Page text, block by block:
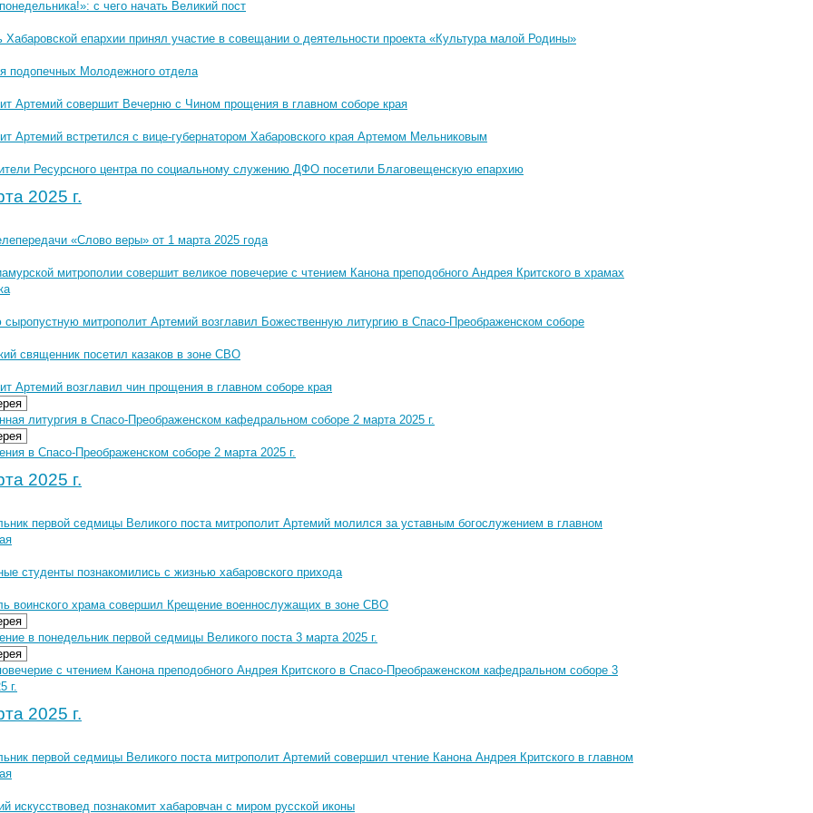
с чего начать Великий пост
Хабаровской епархии принял участие в совещании о деятельности проекта «Культура малой Родины»
подопечных Молодежного отдела
Артемий совершит Вечерню с Чином прощения в главном соборе края
Артемий встретился с вице-губернатором Хабаровского края Артемом Мельниковым
Ресурсного центра по социальному служению ДФО посетили Благовещенскую епархию
2025 г.
«Слово веры» от 1 марта 2025 года
митрополии совершит великое повечерие с чтением Канона преподобного Андрея Критского в храмах
митрополит Артемий возглавил Божественную литургию в Спасо-Преображенском соборе
священник посетил казаков в зоне СВО
Артемий возглавил чин прощения в главном соборе края
литургия в Спасо-Преображенском кафедральном соборе 2 марта 2025 г.
в Спасо-Преображенском соборе 2 марта 2025 г.
2025 г.
первой седмицы Великого поста митрополит Артемий молился за уставным богослужением в главном
студенты познакомились с жизнью хабаровского прихода
воинского храма совершил Крещение военнослужащих в зоне СВО
в понедельник первой седмицы Великого поста 3 марта 2025 г.
с чтением Канона преподобного Андрея Критского в Спасо-Преображенском кафедральном соборе 3
г.
2025 г.
первой седмицы Великого поста митрополит Артемий совершил чтение Канона Андрея Критского в главном
искусствовед познакомит хабаровчан с миром русской иконы